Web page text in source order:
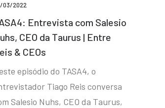
03/2022
Entrevista com Salesio
CEO da Taurus | Entre
& CEOs
episódio do TASA4, o
Tiago Reis conversa
Salesio Nuhs, CEO da Taurus,